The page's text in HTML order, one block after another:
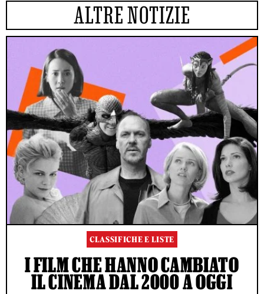
ALTRE NOTIZIE
CLASSIFICHE E LISTE
I FILM CHE HANNO CAMBIATO
IL CINEMA DAL 2000 A OGGI